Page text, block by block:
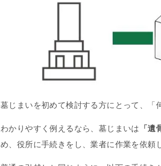
墓じまいを初めて検討する方にとって、「
わかりやすく例えるなら、墓じまいは 「遺
め、役所に手続きをし、業者に作業を依頼